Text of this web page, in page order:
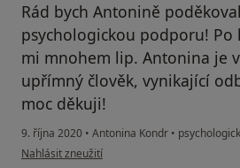
Rád bych Antonině
psychologickou podporu! Po
mi mnohem lip. Antonina je
upřímný člověk, vynikající
moc děkuji!
9. října 2020 • Antonina Kondr •
podle názoru uživatele Petr
Nahlásit zneužití